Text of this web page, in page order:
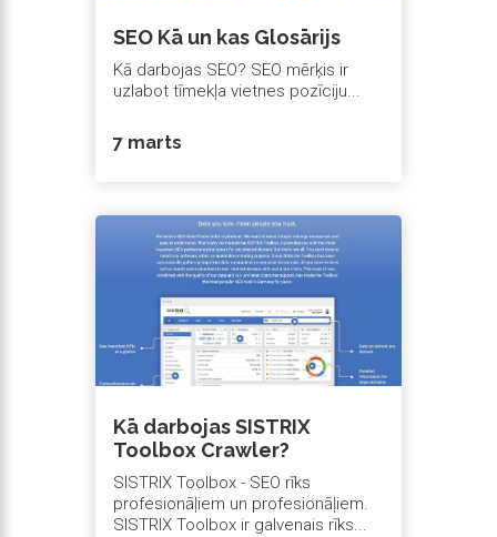
SEO Kā un kas Glosārijs
Kā darbojas SEO? SEO mērķis ir
uzlabot tīmekļa vietnes pozīciju...
7 marts
Kā darbojas SISTRIX
Toolbox Crawler?
SISTRIX Toolbox - SEO rīks
profesionāļiem un profesionāļiem.
SISTRIX Toolbox ir galvenais rīks...